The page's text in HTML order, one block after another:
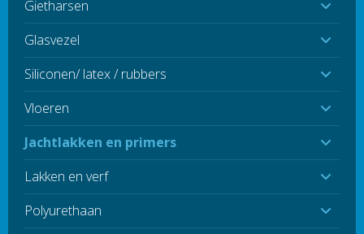
Gietharsen
Glasvezel
Siliconen/ latex / rubbers
Vloeren
Jachtlakken en primers
Lakken en verf
Polyurethaan